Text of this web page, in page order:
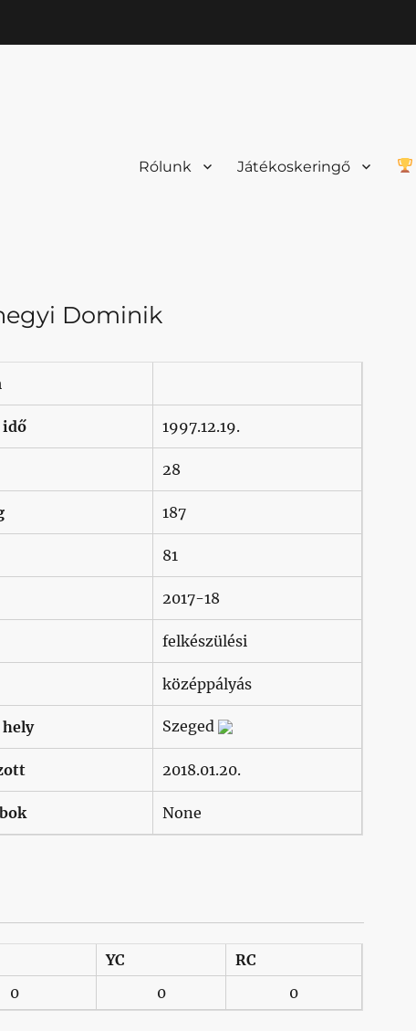
Rólunk Játékoskeringő
Dominik
idő 1997.12.19.
28
187
81
2017-18
felkészülési
középpályás
hely Szeged
2018.01.20.
None
YC
RC
0 0 0